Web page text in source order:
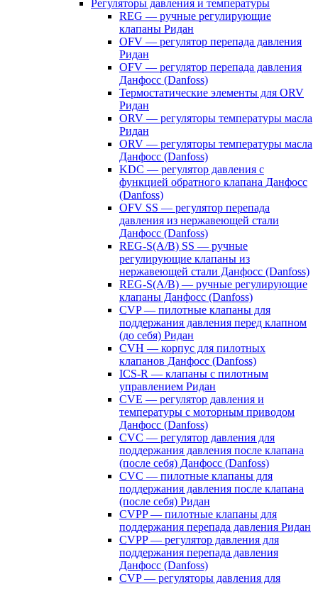
Регуляторы давления и температуры
REG — ручные регулирующие
клапаны Ридан
OFV — регулятор перепада давления
Ридан
OFV — регулятор перепада давления
Данфосс (Danfoss)
Термостатические элементы для ORV
Ридан
ORV — регуляторы температуры масла
Ридан
ORV — регуляторы температуры масла
Данфосс (Danfoss)
KDC — регулятор давления с
функцией обратного клапана Данфосс
(Danfoss)
OFV SS — регулятор перепада
давления из нержавеющей стали
Данфосс (Danfoss)
REG-S(A/B) SS — ручные
регулирующие клапаны из
нержавеющей стали Данфосс (Danfoss)
REG-S(A/B) — ручные регулирующие
клапаны Данфосс (Danfoss)
CVP — пилотные клапаны для
поддержания давления перед клапном
(до себя) Ридан
CVH — корпус для пилотных
клапанов Данфосс (Danfoss)
ICS-R — клапаны с пилотным
управлением Ридан
CVE — регулятор давления и
температуры с моторным приводом
Данфосс (Danfoss)
CVС — регулятор давления для
поддержания давления после клапана
(после себя) Данфосс (Danfoss)
CVС — пилотные клапаны для
поддержания давления после клапана
(после себя) Ридан
CVPP — пилотные клапаны для
поддержания перепада давления Ридан
CVPP — регулятор давления для
поддержания перепада давления
Данфосс (Danfoss)
CVP — регуляторы давления для